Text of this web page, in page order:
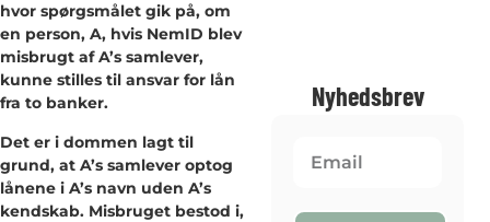
Nyhedsbrev
hvor spørgsmålet gik på, om
en person, A, hvis NemID blev
misbrugt af A’s samlever,
kunne stilles til ansvar for lån
fra to banker.
Det er i dommen lagt til
grund, at A’s samlever optog
lånene i A’s navn uden A’s
kendskab. Misbruget bestod i,